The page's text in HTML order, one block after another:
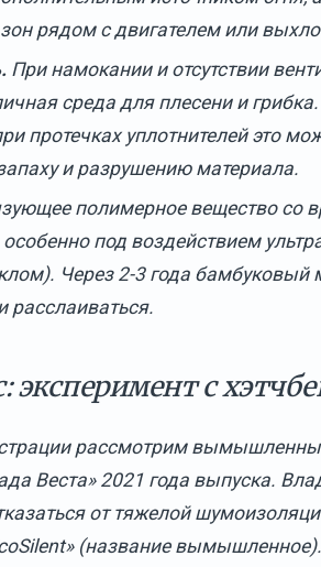
рядом с двигателем или
При намокании и отсутствии
среда для плесени и
протечках уплотнителей это
и разрушению материала.
полимерное вещество со
особенно под воздействием
Через 2-3 года бамбуковый
расслаиваться.
с
рассмотрим
Веста» 2021 года выпуска.
от тяжелой
(название